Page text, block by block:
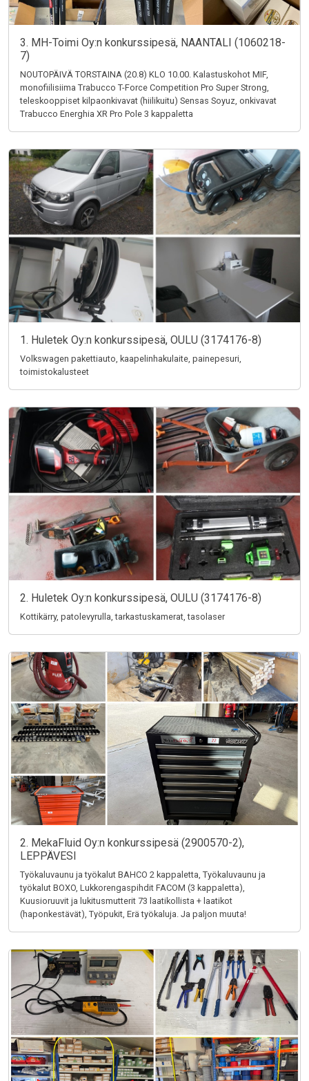
3. MH-Toimi Oy:n konkurssipesä, NAANTALI (1060218-
7)
NOUTOPÄIVÄ TORSTAINA (20.8) KLO 10.00. Kalastuskohot MIF,
monofiilisiima Trabucco T-Force Competition Pro Super Strong,
teleskooppiset kilpaonkivavat (hiilikuitu) Sensas Soyuz, onkivavat
Trabucco Energhia XR Pro Pole 3 kappaletta
1. Huletek Oy:n konkurssipesä, OULU (3174176-8)
Volkswagen pakettiauto, kaapelinhakulaite, painepesuri,
toimistokalusteet
2. Huletek Oy:n konkurssipesä, OULU (3174176-8)
Kottikärry, patolevyrulla, tarkastuskamerat, tasolaser
2. MekaFluid Oy:n konkurssipesä (2900570-2),
LEPPÄVESI
Työkaluvaunu ja työkalut BAHCO 2 kappaletta, Työkaluvaunu ja
työkalut BOXO, Lukkorengaspihdit FACOM (3 kappaletta),
Kuusioruuvit ja lukitusmutterit 73 laatikollista + laatikot
(haponkestävät), Työpukit, Erä työkaluja. Ja paljon muuta!